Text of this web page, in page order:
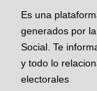
Es una
generados por
Social. Te
y todo lo
electorales